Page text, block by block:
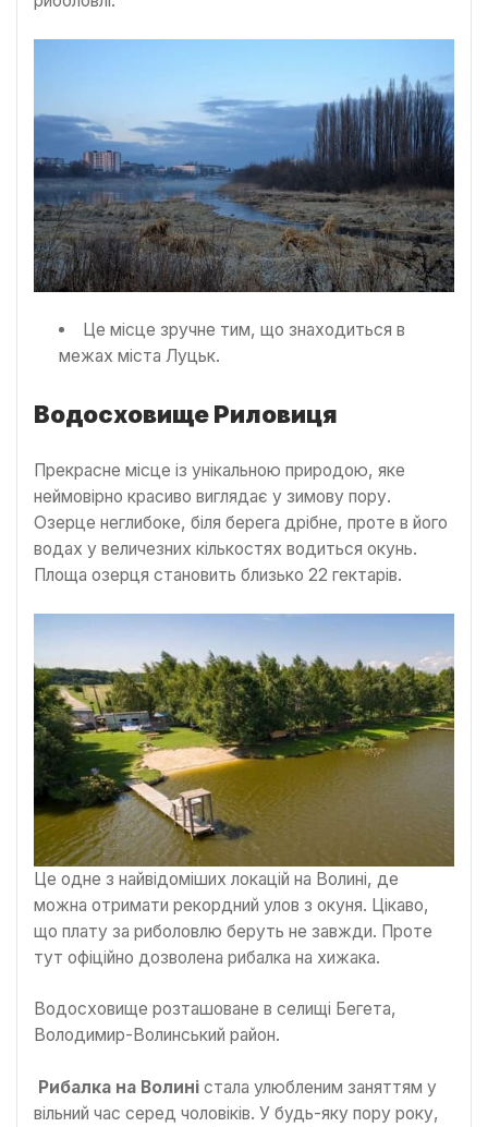
Це місце зручне тим, що знаходиться в
межах міста Луцьк.
Водосховище Риловиця
Прекрасне місце із унікальною природою, яке
неймовірно красиво виглядає у зимову пору.
Озерце неглибоке, біля берега дрібне, проте в його
водах у величезних кількостях водиться окунь.
Площа озерця становить близько 22 гектарів.
Це одне з найвідоміших локацій на Волині, де
можна отримати рекордний улов з окуня. Цікаво,
що плату за риболовлю беруть не завжди. Проте
тут офіційно дозволена рибалка на хижака.
Водосховище розташоване в селищі Бегета,
Володимир-Волинський район.
Рибалка на Волині стала улюбленим заняттям у
вільний час серед чоловіків. У будь-яку пору року,